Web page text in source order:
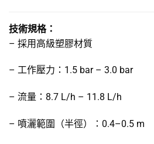
技術規格：
– 採用高級塑膠材質
– 工作壓力：1.5 bar – 3.0 bar
– 流量：8.7 L/h – 11.8 L/h
– 噴灑範圍（半徑）：0.4–0.5 m